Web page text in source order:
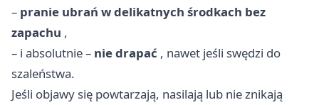
– pranie ubrań w delikatnych środkach bez
zapachu ,
– i absolutnie – nie drapać , nawet jeśli swędzi do
szaleństwa.
Jeśli objawy się powtarzają, nasilają lub nie znikają